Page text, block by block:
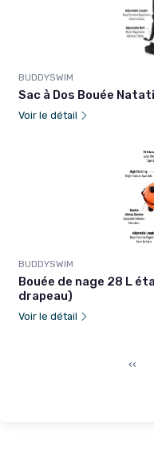
BUDDYSWIM
Sac à Dos Bouée
Voir le détail
BUDDYSWIM
Bouée de nage 28 L
drapeau)
Voir le détail
‹‹